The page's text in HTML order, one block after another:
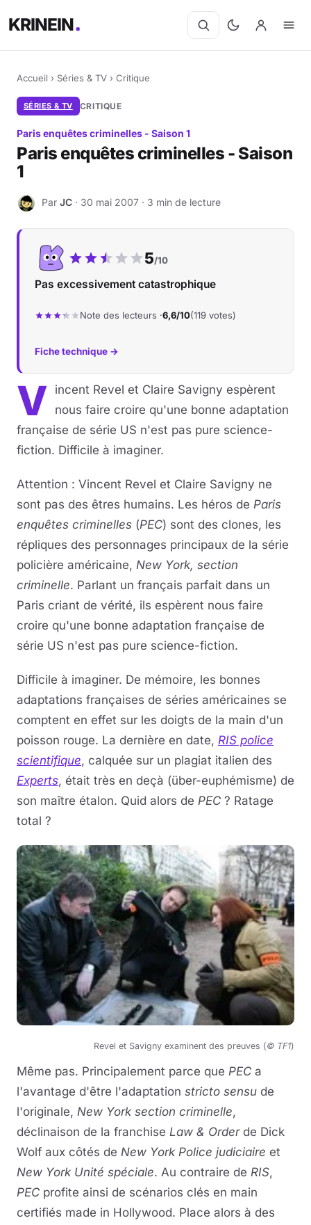
KRINEIN
Accueil › Séries & TV › Critique
SÉRIES & TV CRITIQUE
Paris enquêtes criminelles - Saison 1
Paris enquêtes criminelles - Saison
1
J Par JC · 30 mai 2007 · 3 min de lecture
Notre note :
5/10
Pas excessivement catastrophique
Note des lecteurs ·6,6/10(119 votes)
Fiche technique →
V
incent Revel et Claire Savigny espèrent
nous faire croire qu'une bonne adaptation
française de série US n'est pas pure science-
fiction. Difficile à imaginer.
Attention : Vincent Revel et Claire Savigny ne
sont pas des êtres humains. Les héros de Paris
enquêtes criminelles (PEC) sont des clones, les
répliques des personnages principaux de la série
policière américaine, New York, section
criminelle. Parlant un français parfait dans un
Paris criant de vérité, ils espèrent nous faire
croire qu'une bonne adaptation française de
série US n'est pas pure science-fiction.
Difficile à imaginer. De mémoire, les bonnes
adaptations françaises de séries américaines se
comptent en effet sur les doigts de la main d'un
poisson rouge. La dernière en date, RIS police
scientifique, calquée sur un plagiat italien des
Experts, était très en deçà (über-euphémisme) de
son maître étalon. Quid alors de PEC ? Ratage
total ?
Revel et Savigny examinent des preuves (© TF1)
Même pas. Principalement parce que PEC a
l'avantage d'être l'adaptation stricto sensu de
l'originale, New York section criminelle,
déclinaison de la franchise Law & Order de Dick
Wolf aux côtés de New York Police judiciaire et
New York Unité spéciale. Au contraire de RIS,
PEC profite ainsi de scénarios clés en main
certifiés made in Hollywood. Place alors à des